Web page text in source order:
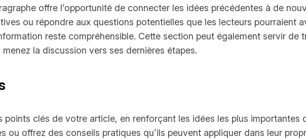
offre l’opportunité de connecter les idées précédentes à de
ou répondre aux questions potentielles que les lecteurs pourraient
reste compréhensible. Cette section peut également servir de
la discussion vers ses dernières étapes.
clés de votre article, en renforçant les idées les plus importantes
ou offrez des conseils pratiques qu’ils peuvent appliquer dans leur